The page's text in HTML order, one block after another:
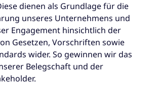
dienen als Grundlage für die
unseres Unternehmens und
Engagement hinsichtlich der
Gesetzen, Vorschriften sowie
wider. So gewinnen wir das
Belegschaft und der